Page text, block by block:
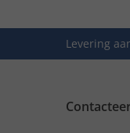
Levering